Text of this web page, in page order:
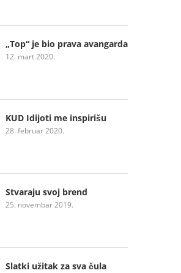
„Top“ je bio prava avangarda
12. mart 2020.
KUD Idijoti me inspirišu
28. februar 2020.
Stvaraju svoj brend
25. novembar 2019.
Slatki užitak za sva čula